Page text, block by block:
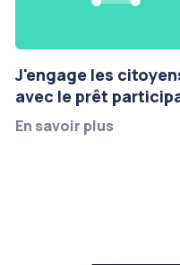
J'engage les
avec le prêt
En savoir plus